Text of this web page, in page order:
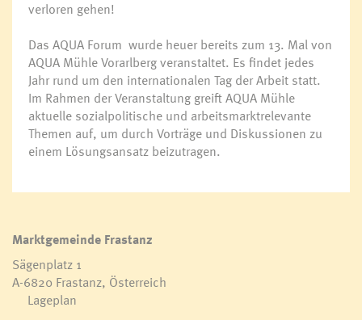
verloren gehen!
Das AQUA Forum wurde heuer bereits zum 13. Mal von
AQUA Mühle Vorarlberg veranstaltet. Es findet jedes
Jahr rund um den internationalen Tag der Arbeit statt.
Im Rahmen der Veranstaltung greift AQUA Mühle
aktuelle sozialpolitische und arbeitsmarktrelevante
Themen auf, um durch Vorträge und Diskussionen zu
einem Lösungsansatz beizutragen.
Marktgemeinde Frastanz
Sägenplatz 1
A-6820 Frastanz, Österreich
Lageplan